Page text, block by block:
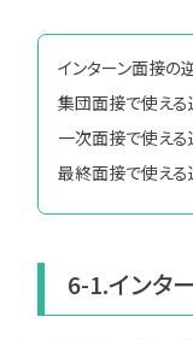
インターン面接の
集団面接で使え
一次面接で使え
最終面接で使え
6-1.インタ